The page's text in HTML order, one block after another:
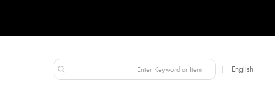
الإمارات العربية المتحدة